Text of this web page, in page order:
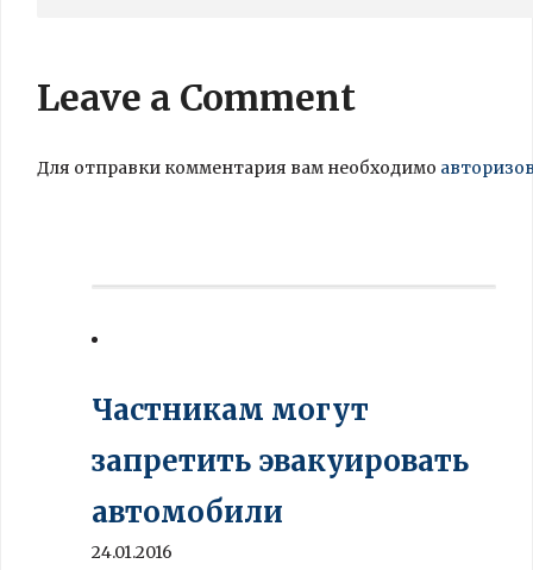
Leave a Comment
Для отправки комментария вам необходимо
Частникам могут
запретить эвакуировать
автомобили
24.01.2016